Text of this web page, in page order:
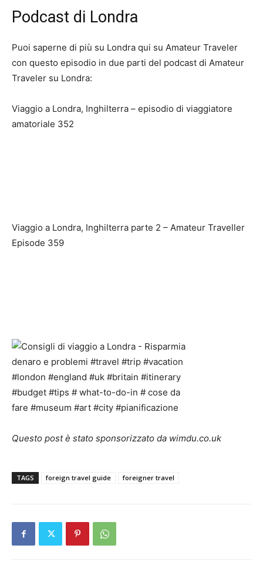
Podcast di Londra
Puoi saperne di più su Londra qui su Amateur Traveler
con questo episodio in due parti del podcast di Amateur
Traveler su Londra:
Viaggio a Londra, Inghilterra – episodio di viaggiatore
amatoriale 352
Viaggio a Londra, Inghilterra parte 2 – Amateur Traveller
Episode 359
Questo post è stato sponsorizzato da wimdu.co.uk
TAGS foreign travel guide foreigner travel